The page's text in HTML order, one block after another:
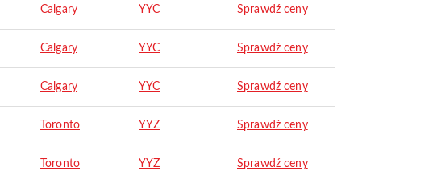
Calgary YYC Sprawdź ceny
Calgary YYC Sprawdź ceny
Calgary YYC Sprawdź ceny
Toronto YYZ Sprawdź ceny
Toronto YYZ Sprawdź ceny